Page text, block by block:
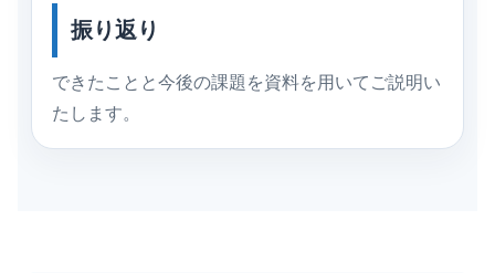
振り返り
できたことと今後の課題を資料を用いてご説明い
たします。